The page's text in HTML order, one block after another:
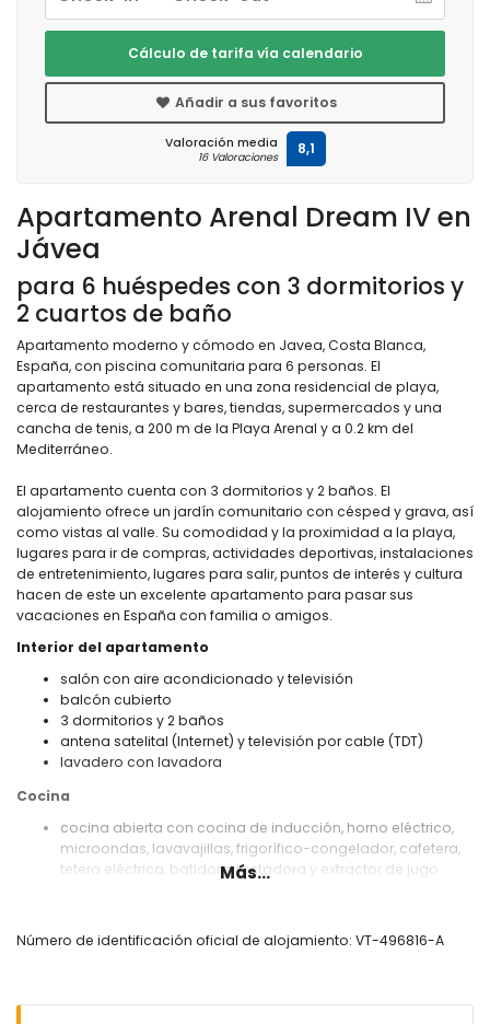
Apartamento Arenal Dream IV en
Jávea
para 6 huéspedes con 3 dormitorios y
2 cuartos de baño
Apartamento moderno y cómodo en Javea, Costa Blanca,
España, con piscina comunitaria para 6 personas. El
apartamento está situado en una zona residencial de playa,
cerca de restaurantes y bares, tiendas, supermercados y una
cancha de tenis, a 200 m de la Playa Arenal y a 0.2 km del
Mediterráneo.
El apartamento cuenta con 3 dormitorios y 2 baños. El
alojamiento ofrece un jardín comunitario con césped y grava, así
como vistas al valle. Su comodidad y la proximidad a la playa,
lugares para ir de compras, actividades deportivas, instalaciones
de entretenimiento, lugares para salir, puntos de interés y cultura
hacen de este un excelente apartamento para pasar sus
vacaciones en España con familia o amigos.
Interior del apartamento
salón con aire acondicionado y televisión
balcón cubierto
3 dormitorios y 2 baños
antena satelital (Internet) y televisión por cable (TDT)
lavadero con lavadora
Cocina
cocina abierta con cocina de inducción, horno eléctrico,
microondas, lavavajillas, frigorífico-congelador, cafetera,
tetera eléctrica, batidora, tostadora y extractor de jugo
dormitorio con aire acondicionado, cama doble y baño en
Más...
Número de identificación oficial de alojamiento: VT-496816-A
Cálculo de tarifa vía calendario
Añadir a sus favoritos
Valoración media
16 Valoraciones 8,1